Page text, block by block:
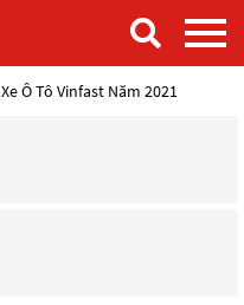
Xe Ô Tô Vinfast Năm 2021